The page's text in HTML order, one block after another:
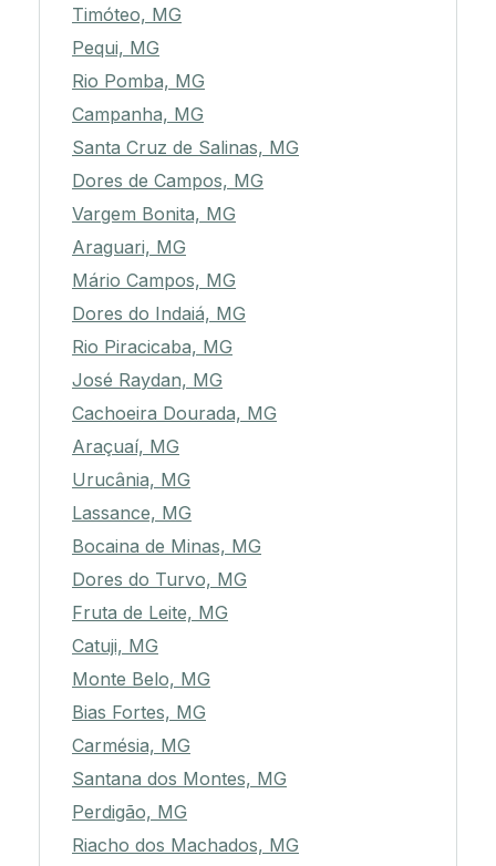
Timóteo, MG
Pequi, MG
Rio Pomba, MG
Campanha, MG
Santa Cruz de Salinas, MG
Dores de Campos, MG
Vargem Bonita, MG
Araguari, MG
Mário Campos, MG
Dores do Indaiá, MG
Rio Piracicaba, MG
José Raydan, MG
Cachoeira Dourada, MG
Araçuaí, MG
Urucânia, MG
Lassance, MG
Bocaina de Minas, MG
Dores do Turvo, MG
Fruta de Leite, MG
Catuji, MG
Monte Belo, MG
Bias Fortes, MG
Carmésia, MG
Santana dos Montes, MG
Perdigão, MG
Riacho dos Machados, MG